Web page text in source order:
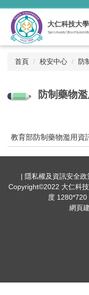
跳
主
要
內
大仁科技大
Tajen University Office of Student
首頁 校安中心 防
防制藥物濫
教育部防制藥物濫用資
| 隱私權及資訊安全
Copyright©2022 大仁科
度
網頁